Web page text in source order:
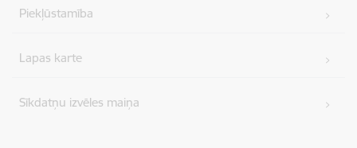
Piekļūstamība
Lapas karte
Sīkdatņu izvēles maiņa